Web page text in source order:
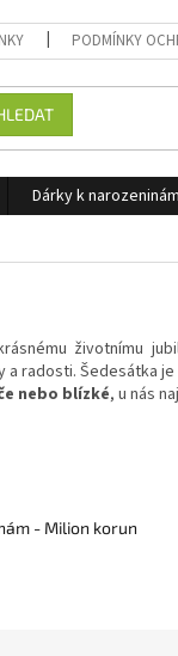
PODMÍNKY
Dárky k narozeninám
životnímu
radosti. Šedesátka
nebo blízké, u nás
- Milion korun